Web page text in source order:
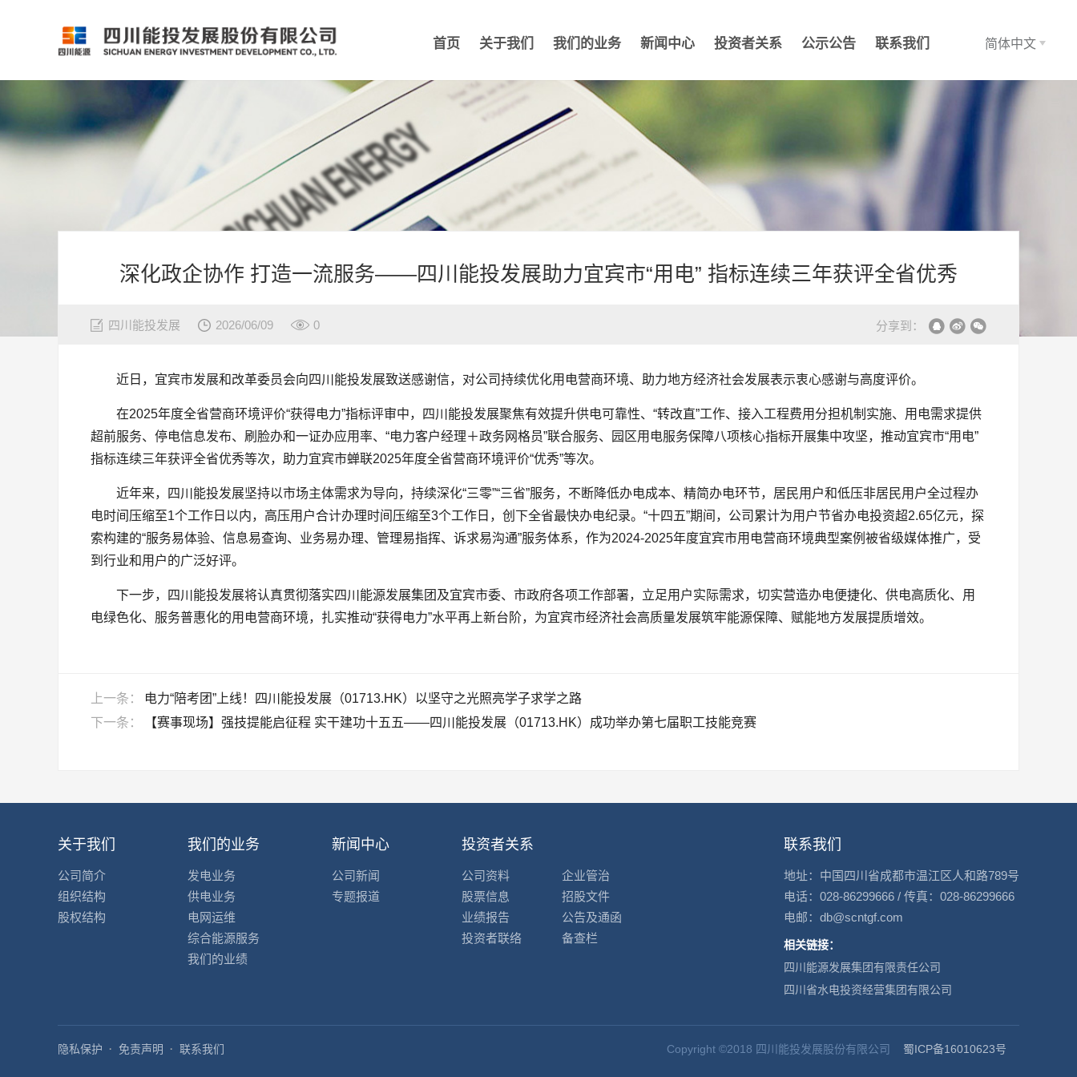
首页 关于我们 我们的业务 新闻中心 投资者关系 公示公告 联系我们 简体中文
深化政企协作 打造一流服务——四川能投发展助力宜宾市“用电” 指标连续三年获评全省优秀
四川能投发展 2026/06/09 0 分享到：
近日，宜宾市发展和改革委员会向四川能投发展致送感谢信，对公司持续优化用电营商环境、助力地方经济社会发展表示衷心感谢与高度评价。
在2025年度全省营商环境评价“获得电力”指标评审中，四川能投发展聚焦有效提升供电可靠性、“转改直”工作、接入工程费用分担机制实施、用电需求提供
超前服务、停电信息发布、刷脸办和一证办应用率、“电力客户经理＋政务网格员”联合服务、园区用电服务保障八项核心指标开展集中攻坚，推动宜宾市“用电”
指标连续三年获评全省优秀等次，助力宜宾市蝉联2025年度全省营商环境评价“优秀”等次。
近年来，四川能投发展坚持以市场主体需求为导向，持续深化“三零”“三省”服务，不断降低办电成本、精简办电环节，居民用户和低压非居民用户全过程办
电时间压缩至1个工作日以内，高压用户合计办理时间压缩至3个工作日，创下全省最快办电纪录。“十四五”期间，公司累计为用户节省办电投资超2.65亿元，探
索构建的“服务易体验、信息易查询、业务易办理、管理易指挥、诉求易沟通”服务体系，作为2024-2025年度宜宾市用电营商环境典型案例被省级媒体推广，受
到行业和用户的广泛好评。
下一步，四川能投发展将认真贯彻落实四川能源发展集团及宜宾市委、市政府各项工作部署，立足用户实际需求，切实营造办电便捷化、供电高质化、用
电绿色化、服务普惠化的用电营商环境，扎实推动“获得电力”水平再上新台阶，为宜宾市经济社会高质量发展筑牢能源保障、赋能地方发展提质增效。
上一条：
电力“陪考团”上线！四川能投发展（01713.HK）以坚守之光照亮学子求学之路
下一条：
【赛事现场】强技提能启征程 实干建功十五五——四川能投发展（01713.HK）成功举办第七届职工技能竞赛
关于我们
公司简介
组织结构
股权结构
我们的业务
发电业务
供电业务
电网运维
综合能源服务
我们的业绩
新闻中心
公司新闻
专题报道
投资者关系
公司资料
企业管治
股票信息
招股文件
业绩报告
公告及通函
投资者联络
备查栏
联系我们
地址：中国四川省成都市温江区人和路789号
电话：028-86299666 / 传真：028-86299666
电邮：db@scntgf.com
相关链接：
四川能源发展集团有限责任公司
四川省水电投资经营集团有限公司
隐私保护 · 免责声明 · 联系我们 Copyright ©2018 四川能投发展股份有限公司 蜀ICP备16010623号